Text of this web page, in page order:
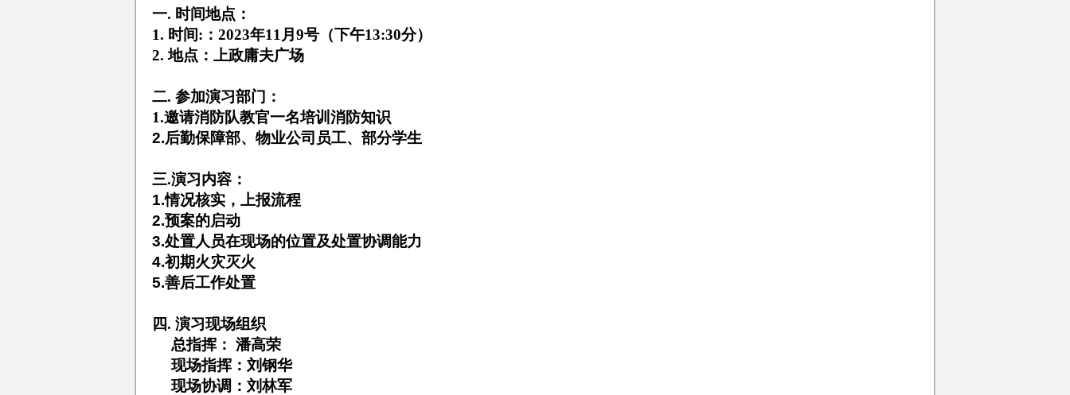
一. 时间地点：
1. 时间: ： 2023年11 月 9号（下午13:30分）
2.地点：上政庸夫广场
二. 参加演习部门：
1.邀请消防队教官一名培训消防知识
2.后勤保障部、物业公司员工、部分学生
三.演习内容：
1.情况核实，上报流程
2.预案的启动
3.处置人员在现场的位置及处置协调能力
4.初期火灾灭火
5.善后工作处置
四. 演习现场组织
总指挥： 潘高荣
现场指挥：刘钢华
现场协调：刘林军